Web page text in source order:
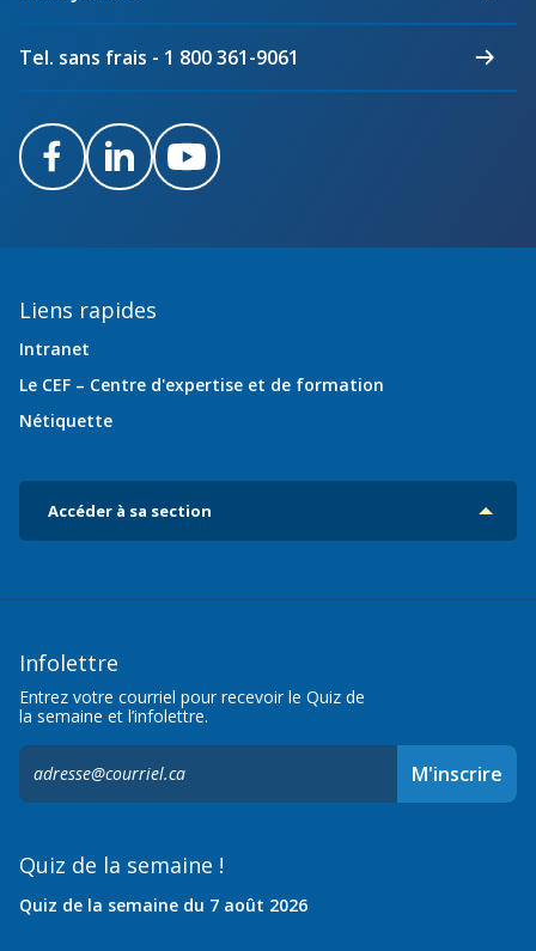
Tel. sans frais - 1 800 361-9061
FacebookLinkedInYoutube
Liens rapides
Intranet
Le CEF – Centre d'expertise et de formation
Nétiquette
Accéder à sa section
Infolettre
Entrez votre courriel pour recevoir le Quiz de
la semaine et l’infolettre.
S'inscrire
M'inscrire
Quiz de la semaine !
Quiz de la semaine du 7 août 2026